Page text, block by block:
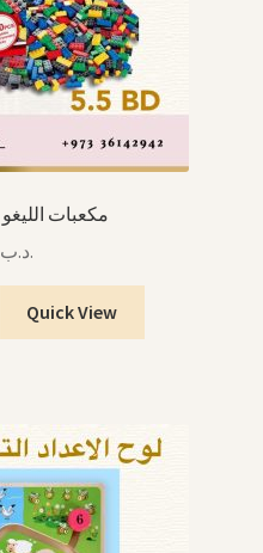
LEGO BLOCKS مكعبات الليغو
.د.ب
Quick View